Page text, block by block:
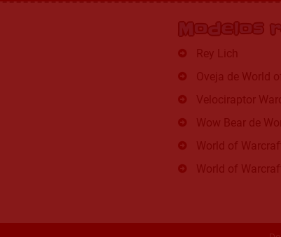
Modelos
Rey Lich
Oveja de World
Velociraptor
Wow Bear de
World of
World of